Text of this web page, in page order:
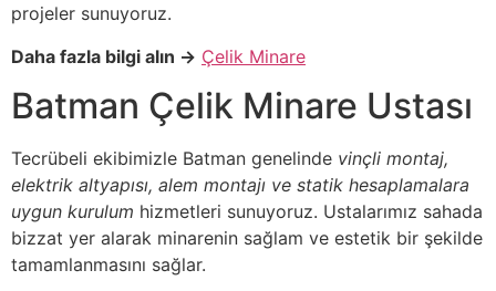
projeler sunuyoruz.
Daha fazla bilgi alın → Çelik Minare
Batman Çelik Minare Ustası
Tecrübeli ekibimizle Batman genelinde vinçli montaj,
elektrik altyapısı, alem montajı ve statik hesaplamalara
uygun kurulum hizmetleri sunuyoruz. Ustalarımız sahada
bizzat yer alarak minarenin sağlam ve estetik bir şekilde
tamamlanmasını sağlar.